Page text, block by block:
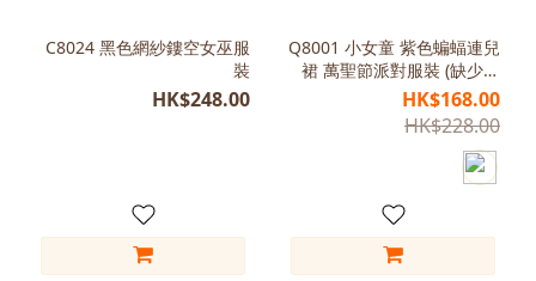
C8024 黑色網紗鏤空女巫服
裝
HK$248.00
Q8001 小女童 紫色蝙蝠連兒
裙 萬聖節派對服裝 (缺少翅
膀)
HK$168.00
HK$228.00